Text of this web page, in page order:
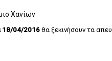
Χανίων
18/04/2016θα ξεκινήσουν τα